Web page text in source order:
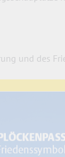
und des